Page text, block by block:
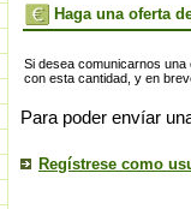
Haga una oferta
Si desea comunicarnos
con esta cantidad, y en
Para poder envíar
Regístrese como